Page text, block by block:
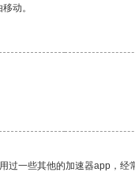
动。
一些其他的加速器app，经